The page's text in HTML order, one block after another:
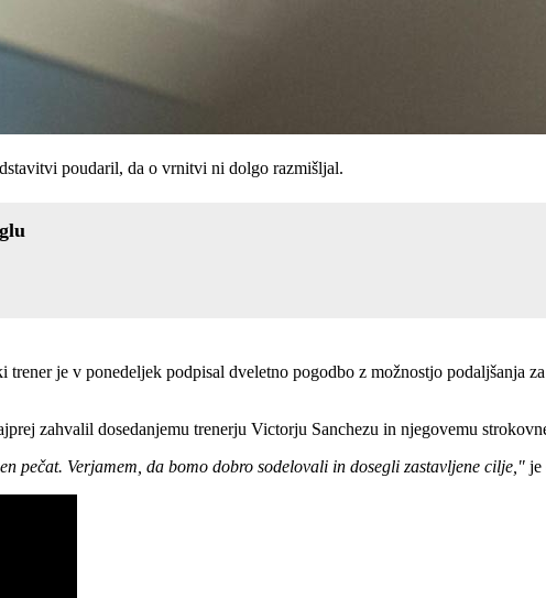
poudaril, da o vrnitvi ni dolgo razmišljal.
trener je v ponedeljek podpisal dveletno pogodbo z možnostjo podaljšanja
zahvalil dosedanjemu trenerju Victorju Sanchezu in njegovemu
pečat. Verjamem, da bomo dobro sodelovali in dosegli zastavljene cilje," je